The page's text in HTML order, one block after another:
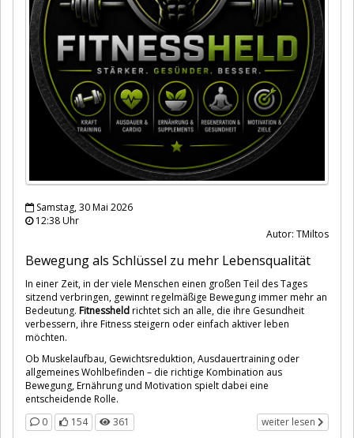
Samstag, 30 Mai 2026
12:38 Uhr
Autor: TMiltos
Bewegung als Schlüssel zu mehr Lebensqualität
In einer Zeit, in der viele Menschen einen großen Teil des Tages
sitzend verbringen, gewinnt regelmäßige Bewegung immer mehr an
Bedeutung. Fitnessheldrichtet sich an alle, die ihre Gesundheit
verbessern, ihre Fitness steigern oder einfach aktiver leben
möchten.
Ob Muskelaufbau, Gewichtsreduktion, Ausdauertraining oder
allgemeines Wohlbefinden – die richtige Kombination aus
Bewegung, Ernährung und Motivation spielt dabei eine
entscheidende Rolle.
0
154 361 weiter lesen